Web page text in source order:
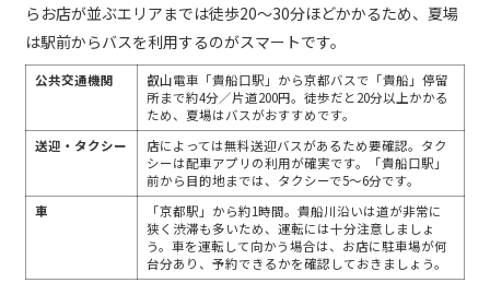
らお店が並ぶエリアまでは徒歩20〜30分ほどかかるため、夏場
は駅前からバスを利用するのがスマートです。
公共交通機関
叡山電車「貴船口駅」から京都バスで「貴船」停留
所まで約4分／片道200円。徒歩だと20分以上かかる
ため、夏場はバスがおすすめです。
送迎・タクシー
店によっては無料送迎バスがあるため要確認。タク
シーは配車アプリの利用が確実です。「貴船口駅」
前から目的地までは、タクシーで5～6分です。
車
「京都駅」から約1時間。貴船川沿いは道が非常に
狭く渋滞も多いため、運転には十分注意しましょ
う。車を運転して向かう場合は、お店に駐車場が何
台分あり、予約できるかを確認しておきましょう。